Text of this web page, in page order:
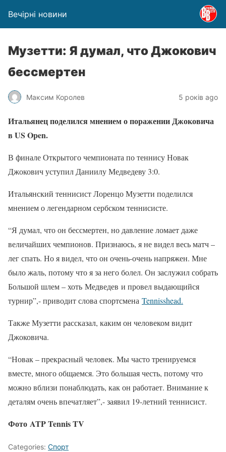
Вечірні новини
Музетти: Я думал, что Джокович
бессмертен
Максим Королев 5 років ago
Итальянец поделился мнением о поражении Джоковича
в US Open.
В финале Открытого чемпионата по теннису Новак
Джокович уступил Даниилу Медведеву 3:0.
Итальянский теннисист Лоренцо Музетти поделился
мнением о легендарном сербском теннисисте.
“Я думал, что он бессмертен, но давление ломает даже
величайших чемпионов. Признаюсь, я не видел весь матч –
лег спать. Но я видел, что он очень-очень напряжен. Мне
было жаль, потому что я за него болел. Он заслужил собрать
Большой шлем – хоть Медведев и провел выдающийся
турнир”,- приводит слова спортсмена Tennisshead.
Также Музетти рассказал, каким он человеком видит
Джоковича.
“Новак – прекрасный человек. Мы часто тренируемся
вместе, много общаемся. Это большая честь, потому что
можно вблизи понаблюдать, как он работает. Внимание к
деталям очень впечатляет”,- заявил 19-летний теннисист.
Фото ATP Tennis TV
Categories: Спорт